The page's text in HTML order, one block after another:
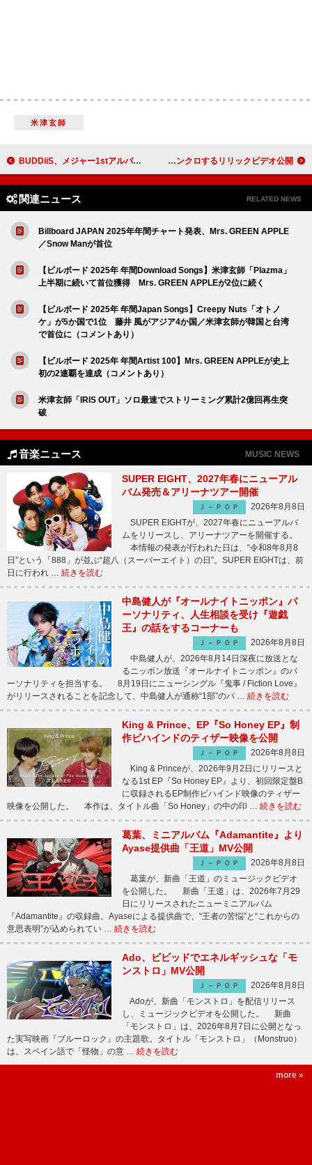
米津玄師
BUDDiiS、メジャー1stアルバム『THIS IS BUDDiiS』2月リリース BE:FIRST「Stay Strong」×映画『WIND BREAKER』がシンクロするリリックビデオ公開
関連ニュース RELATED NEWS
Billboard JAPAN 2025年年間チャート発表、Mrs. GREEN APPLE
／Snow Manが首位
【ビルボード 2025年 年間Download Songs】米津玄師「Plazma」
上半期に続いて首位獲得 Mrs. GREEN APPLEが2位に続く
【ビルボード 2025年 年間Japan Songs】Creepy Nuts「オトノ
ケ」が5か国で1位 藤井 風がアジア4か国／米津玄師が韓国と台湾
で首位に（コメントあり）
【ビルボード 2025年 年間Artist 100】Mrs. GREEN APPLEが史上
初の2連覇を達成（コメントあり）
米津玄師「IRIS OUT」ソロ最速でストリーミング累計2億回再生突
破
音楽ニュース MUSIC NEWS
SUPER EIGHT、2027年春にニューアル
バム発売＆アリーナツアー開催
Ｊ－ＰＯＰ
2026年8月8日
SUPER EIGHTが、2027年春にニューアルバ
ムをリリースし、アリーナツアーを開催する。
本情報の発表が行われた日は、“令和8年8月8
日”という「888」が並ぶ“超八（スーパーエイト）の日”。SUPER EIGHTは、前
日に行われ … 続きを読む
中島健人が『オールナイトニッポン』パ
ーソナリティ、人生相談を受け『遊戯
王』の話をするコーナーも
Ｊ－ＰＯＰ
2026年8月8日
中島健人が、2026年8月14日深夜に放送とな
るニッポン放送『オールナイトニッポン』のパ
ーソナリティを担当する。 8月19日にニューシングル『鬼事 / Fiction Love』
がリリースされることを記念して、中島健人が通称“1部”のパ … 続きを読む
King & Prince、EP『So Honey EP』制
作ビハインドのティザー映像を公開
Ｊ－ＰＯＰ
2026年8月8日
King & Princeが、2026年9月2日にリリースと
なる1st EP『So Honey EP』より、初回限定盤B
に収録されるEP制作ビハインド映像のティザー
映像を公開した。 本作は、タイトル曲「So Honey」の中の印 … 続きを読む
葛葉、ミニアルバム『Adamantite』より
Ayase提供曲「王道」MV公開
Ｊ－ＰＯＰ
2026年8月8日
葛葉が、新曲「王道」のミュージックビデオ
を公開した。 新曲「王道」は、2026年7月29
日にリリースされたニューミニアルバム
『Adamantite』の収録曲。Ayaseによる提供曲で、“王者の苦悩”と“これからの
意思表明”が込められてい … 続きを読む
Ado、ビビッドでエネルギッシュな「モ
ンストロ」MV公開
Ｊ－ＰＯＰ
2026年8月8日
Adoが、新曲「モンストロ」を配信リリース
し、ミュージックビデオを公開した。 新曲
「モンストロ」は、2026年8月7日に公開となっ
た実写映画『ブルーロック』の主題歌。タイトル「モンストロ」（Monstruo）
は、スペイン語で「怪物」の意 … 続きを読む
more »